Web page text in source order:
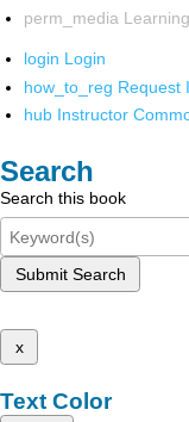
perm_media
login Login
how_to_reg Request
hub Instructor
Search
Search this book
Submit Search
x
Text Color